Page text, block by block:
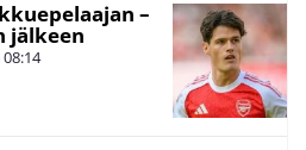
–
jälkeen
08:14